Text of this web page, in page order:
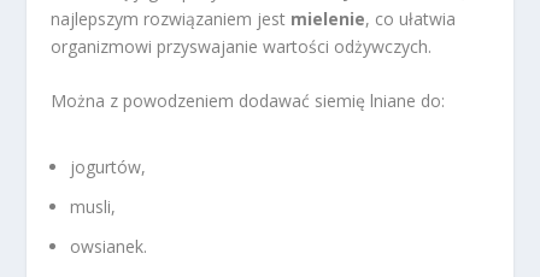
najlepszym rozwiązaniem jest mielenie, co ułatwia
organizmowi przyswajanie wartości odżywczych.
Można z powodzeniem dodawać siemię lniane do:
jogurtów,
musli,
owsianek.